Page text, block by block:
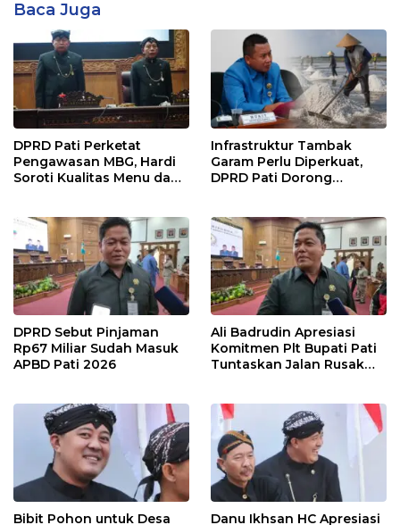
Baca Juga
DPRD Pati Perketat
Pengawasan MBG, Hardi
Soroti Kualitas Menu dan
Infrastruktur Tambak
Garam Perlu Diperkuat,
DPRD Pati Dorong
DPRD Sebut Pinjaman
Rp67 Miliar Sudah Masuk
APBD Pati 2026
Ali Badrudin Apresiasi
Komitmen Plt Bupati Pati
Tuntaskan Jalan Rusak
Bibit Pohon untuk Desa
Danu Ikhsan HC Apresiasi